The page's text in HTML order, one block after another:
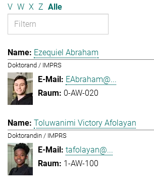
V W X Z Alle
Ezequiel Abraham
Doktorand / IMPRS
EAbraham@...
0-AW-020
Toluwanimi Victory Afolayan
Doktorandin / IMPRS
tafolayan@...
1-AW-100